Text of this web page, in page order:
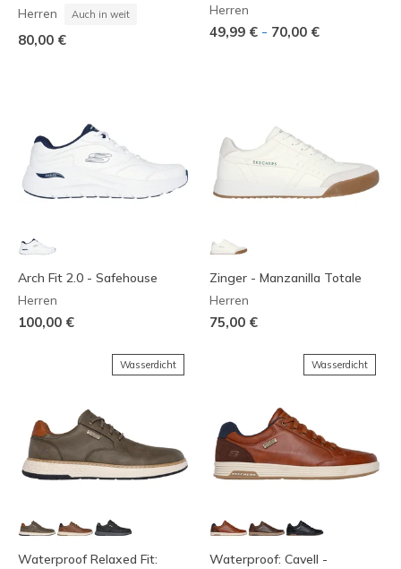
Herren Auch in weit
80,00 €
Herren
49,99 € - 70,00 €
Arch Fit 2.0 - Safehouse
Herren
100,00 €
Zinger - Manzanilla Totale
Herren
75,00 €
Wasserdicht
Waterproof Relaxed Fit:
Wasserdicht
Waterproof: Cavell -